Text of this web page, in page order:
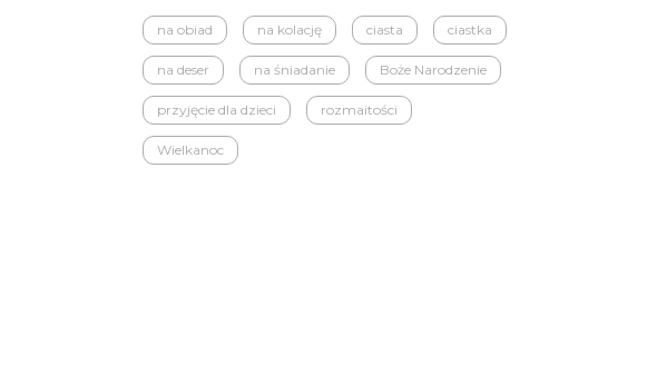
na obiad na kolację ciasta ciastka
na deser na śniadanie Boże Narodzenie
przyjęcie dla dzieci rozmaitości
Wielkanoc